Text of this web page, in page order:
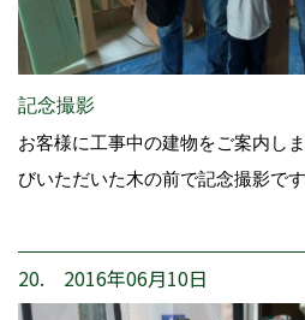
記念撮影
お客様に工事中の建物をご案内し
びいただいた木の前で記念撮影です
20. 2016年06月10日